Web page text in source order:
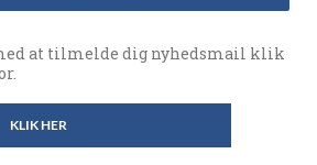
at tilmelde dig nyhedsmail klik
KLIK HER